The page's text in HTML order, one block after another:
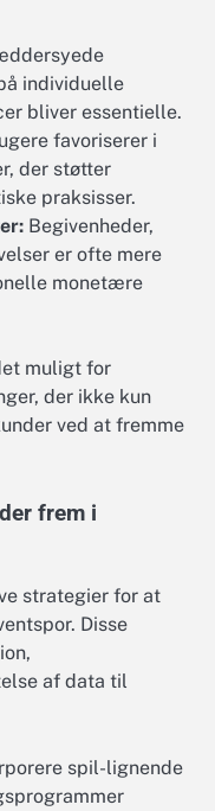
individuelle
bliver essentielle.
favoriserer i
der støtter
praksisser.
Begivenheder,
er ofte mere
monetære
muligt for
der ikke kun
ved at fremme
frem i
strategier for at
Disse
af data til
spil-lignende